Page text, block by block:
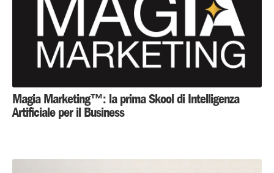
Magia Marketing™: la prima Skool di Intelligenza
Artificiale per il Business